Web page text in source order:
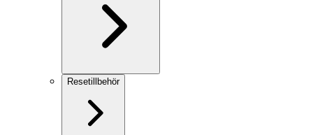
Resetillbehör